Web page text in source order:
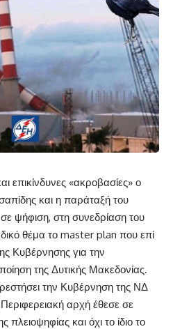
επικίνδυνες «ακροβασίες» ο
και η παράταξή του
ψήφιση, στη συνεδρίαση του
θέμα το master plan που επί
Κυβέρνησης για την
της Δυτικής Μακεδονίας.
την Κυβέρνηση της ΝΔ
αρχή έθεσε σε
και όχι το ίδιο το